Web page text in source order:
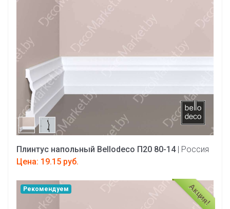
Плинтус напольный Bellodeco П20 80-14
| Россия
Цена: 19.15 руб.
Акция!
Рекомендуем